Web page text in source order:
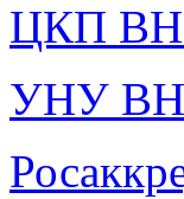
ЦКП
УНУ